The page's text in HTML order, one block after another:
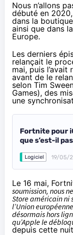
Nous n’allons
débuté en
dans la
ainsi que dans
Europe.
Les derniers
relançait le
mai, puis l’avait
avant de le
selon Tim
Games), des
une
Fortnite pour
que s’est-il
Logiciel 19/05/
Le 16 mai,
soumission, nous
Store américain ni
l’Union
désormais hors
qu’Apple le
depuis cette